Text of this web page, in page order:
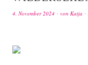
4. November 2024 von Katja